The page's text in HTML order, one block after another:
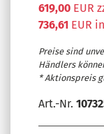
619,00 EUR
736,61 EUR
Preise sind
Händlers
* Aktionspreis
Art.-Nr.